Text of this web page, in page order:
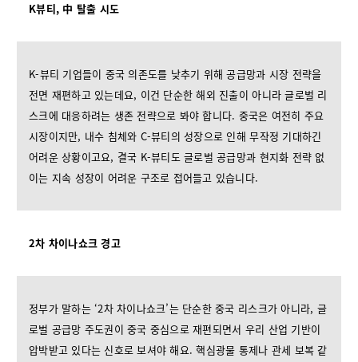
K뷰티, 中 탈출 시도
K-뷰티 기업들이 중국 의존도를 낮추기 위해 공급망과 시장 전략을
전면 재편하고 있는데요, 이건 단순한 해외 진출이 아니라 글로벌 리
스크에 대응하려는 생존 전략으로 봐야 합니다. 중국은 여전히 주요
시장이지만, 내수 침체와 C-뷰티의 성장으로 인해 무작정 기대하긴
어려운 상황이고요, 결국 K-뷰티도 글로벌 공급망과 현지화 전략 없
이는 지속 성장이 어려운 구조로 접어들고 있습니다.
2차 차이나쇼크 경고
정부가 말하는 ‘2차 차이나쇼크’는 단순한 중국 리스크가 아니라, 글
로벌 공급망 주도권이 중국 중심으로 재편되면서 우리 산업 기반이
압박받고 있다는 신호로 보셔야 해요. 핵심광물 통제나 관세 보복 같